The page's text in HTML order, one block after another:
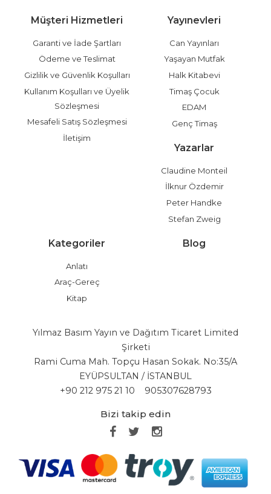
Müşteri Hizmetleri
Garanti ve İade Şartları
Ödeme ve Teslimat
Gizlilik ve Güvenlik Koşulları
Kullanım Koşulları ve Üyelik
Sözleşmesi
Mesafeli Satış Sözleşmesi
İletişim
Yayınevleri
Can Yayınları
Yaşayan Mutfak
Halk Kitabevi
Timaş Çocuk
EDAM
Genç Timaş
Yazarlar
Claudine Monteil
İlknur Özdemir
Peter Handke
Stefan Zweig
Kategoriler
Anlatı
Araç-Gereç
Kitap
Blog
Yılmaz Basım Yayın ve Dağıtım Ticaret Limited
Şirketi
Rami Cuma Mah. Topçu Hasan Sokak. No:35/A
EYÜPSULTAN / İSTANBUL
+90 212 975 21 10
905307628793
Bizi takip edin